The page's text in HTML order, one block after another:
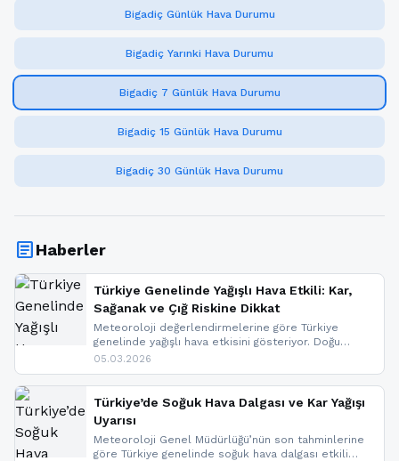
Bigadiç Günlük Hava Durumu
Bigadiç Yarınki Hava Durumu
Bigadiç 7 Günlük Hava Durumu
Bigadiç 15 Günlük Hava Durumu
Bigadiç 30 Günlük Hava Durumu
articleHaberler
Türkiye Genelinde Yağışlı Hava Etkili: Kar,
Sağanak ve Çığ Riskine Dikkat
Meteoroloji değerlendirmelerine göre Türkiye
genelinde yağışlı hava etkisini gösteriyor. Doğu
bölgelerinde kar yağışı beklenirken Marmara ve
ise çığ tehlikesi bulunuyor. İç kesimlerde sis ve pus
nedeniyle görüş mesafesinde azalma
yaşanabileceği belirtiliyor.
05.03.2026
Türkiye’de Soğuk Hava Dalgası ve Kar Yağışı
Uyarısı
Meteoroloji Genel Müdürlüğü’nün son tahminlerine
göre Türkiye genelinde soğuk hava dalgası etkili